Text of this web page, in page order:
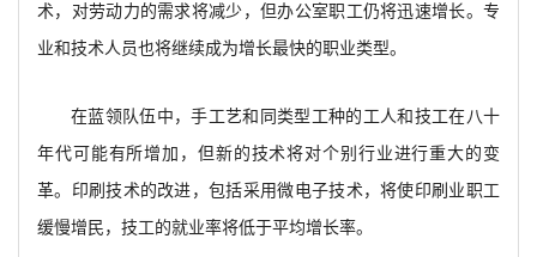
术，对劳动力的需求将减少，但办公室职工仍将迅速增长。专
业和技术人员也将继续成为增长最快的职业类型。
在蓝领队伍中，手工艺和同类型工种的工人和技工在八十
年代可能有所增加，但新的技术将对个别行业进行重大的变
革。印刷技术的改进，包括采用微电子技术，将使印刷业职工
缓慢增民，技工的就业率将低于平均增长率。